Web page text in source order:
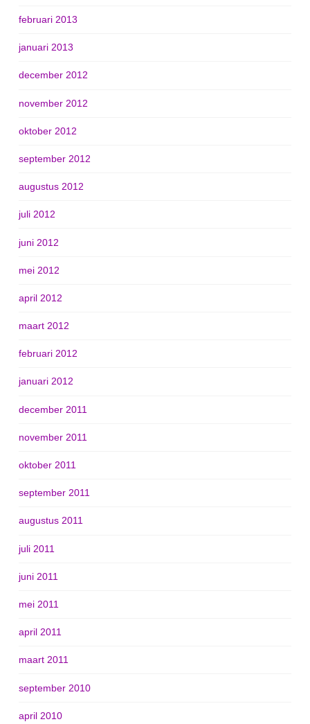
februari 2013
januari 2013
december 2012
november 2012
oktober 2012
september 2012
augustus 2012
juli 2012
juni 2012
mei 2012
april 2012
maart 2012
februari 2012
januari 2012
december 2011
november 2011
oktober 2011
september 2011
augustus 2011
juli 2011
juni 2011
mei 2011
april 2011
maart 2011
september 2010
april 2010